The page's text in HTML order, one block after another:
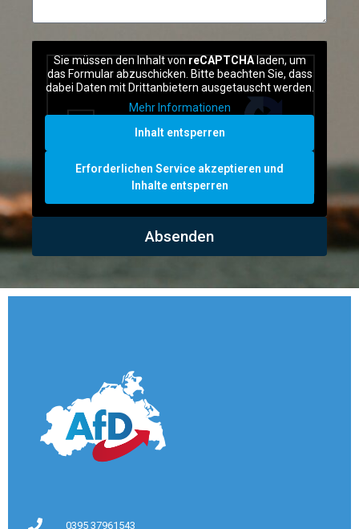
Sie müssen den Inhalt von reCAPTCHAladen, um
das Formular abzuschicken. Bitte beachten Sie, dass
dabei Daten mit Drittanbietern ausgetauscht werden.
Mehr Informationen
Inhalt entsperren
Erforderlichen Service akzeptieren und
Inhalte entsperren
Absenden
0395 37961543